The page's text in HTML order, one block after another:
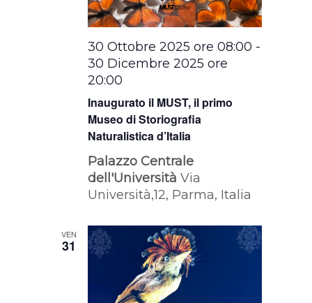
Inaugurato il MUST, il primo
Museo di Storiografia
Naturalistica d’Italia
30 Ottobre 2025 ore 08:00 -
30 Dicembre 2025 ore
20:00
Palazzo Centrale
dell'UniversitàVia
Università,12, Parma, Italia
VEN
31